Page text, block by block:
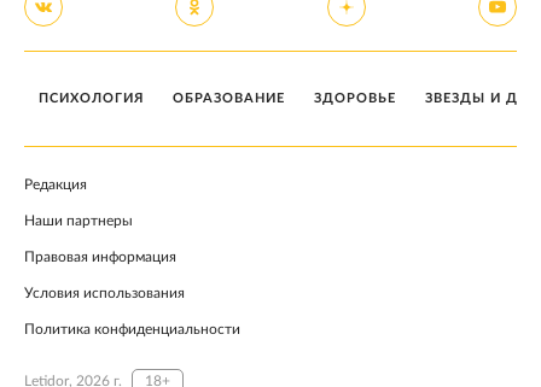
ПСИХОЛОГИЯ ОБРАЗОВАНИЕ ЗДОРОВЬЕ ЗВЕЗДЫ И
Редакция
Наши партнеры
Правовая информация
Условия использования
Политика конфиденциальности
Letidor, 2026 г. 18+